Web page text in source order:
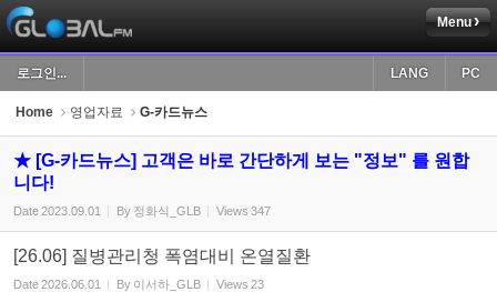
Menu
로그인... PC
LANG
Home 영업자료 G-카드뉴스
★ [G-카드뉴스] 고객은 바로 간단하게 보는 "정보" 를 원합
니다!
Date2023.09.01 By 정화식_GLB Views 347
[26.06] 질병관리청 폭염대비 온열질환
Date2026.06.01 By 이서하_GLB Views 23
Sketchbook5, 스케치북5
Sketchbook5, 스케치북5